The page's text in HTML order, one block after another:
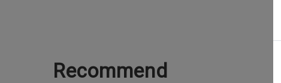
Recommend